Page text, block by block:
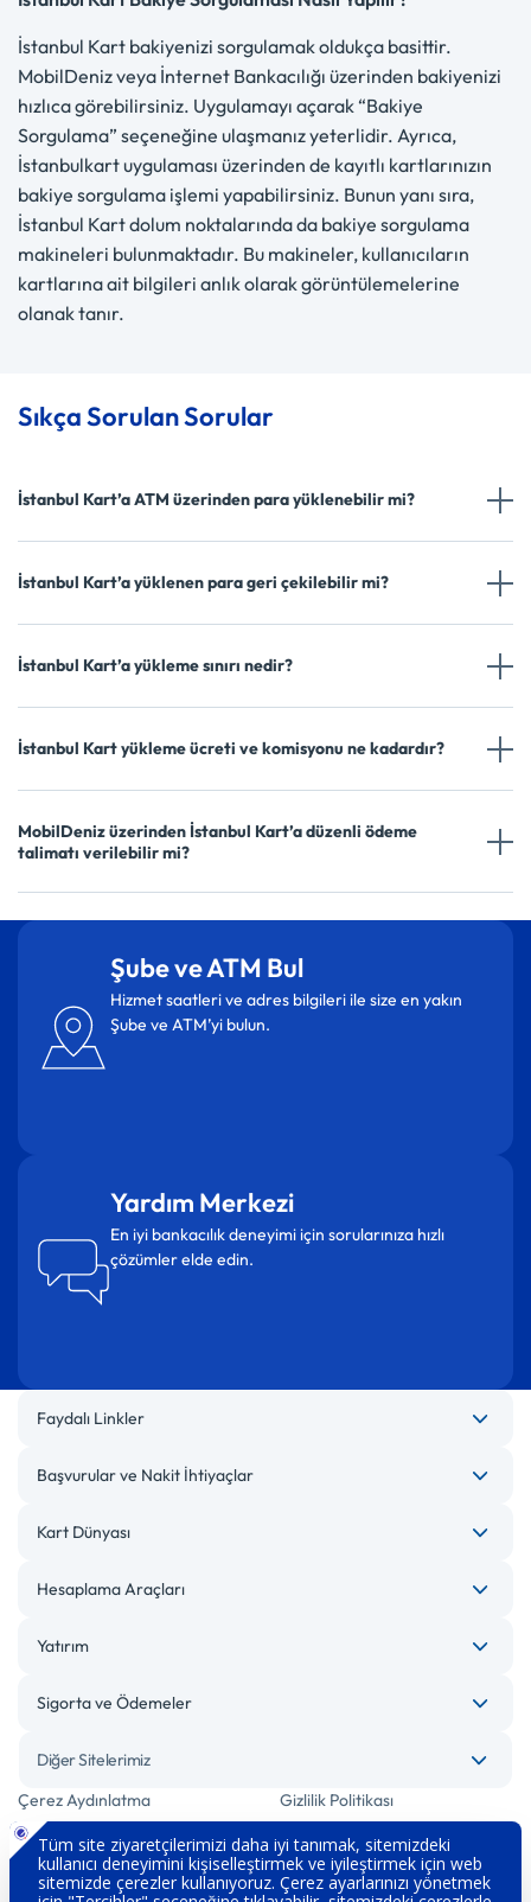
İstanbul Kart bakiyenizi sorgulamak oldukça basittir.
MobilDeniz veya İnternet Bankacılığı üzerinden bakiyenizi
hızlıca görebilirsiniz. Uygulamayı açarak “Bakiye
Sorgulama” seçeneğine ulaşmanız yeterlidir. Ayrıca,
İstanbulkart uygulaması üzerinden de kayıtlı kartlarınızın
bakiye sorgulama işlemi yapabilirsiniz. Bunun yanı sıra,
İstanbul Kart dolum noktalarında da bakiye sorgulama
makineleri bulunmaktadır. Bu makineler, kullanıcıların
kartlarına ait bilgileri anlık olarak görüntülemelerine
olanak tanır.
Sıkça Sorulan Sorular
İstanbul Kart’a ATM üzerinden para yüklenebilir mi?
İstanbul Kart’a yüklenen para geri çekilebilir mi?
İstanbul Kart’a yükleme sınırı nedir?
İstanbul Kart yükleme ücreti ve komisyonu ne kadardır?
MobilDeniz üzerinden İstanbul Kart’a düzenli ödeme
talimatı verilebilir mi?
Şube ve ATM Bul
Hizmet saatleri ve adres bilgileri ile size en yakın
Şube ve ATM’yi bulun.
Yardım Merkezi
En iyi bankacılık deneyimi için sorularınıza hızlı
çözümler elde edin.
Faydalı Linkler
Başvurular ve Nakit İhtiyaçlar
Kart Dünyası
Hesaplama Araçları
Yatırım
Sigorta ve Ödemeler
Diğer Sitelerimiz
Çerez Aydınlatma
Gizlilik Politikası
Bilgi Toplumu Hizmetleri Engelsiz Bankacılık
Kişisel Verilerin Korunması Güvenlik